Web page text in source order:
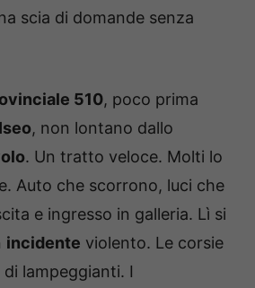
scia di domande senza
510, poco prima
, non lontano dallo
. Un tratto veloce. Molti lo
Auto che scorrono, luci che
e ingresso in galleria. Lì si
incidente violento. Le corsie
lampeggianti. I